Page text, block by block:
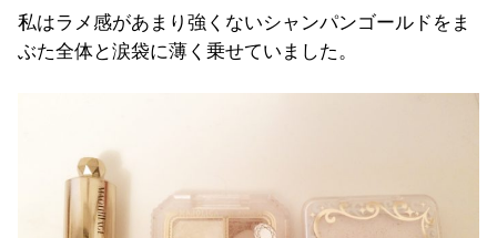
私はラメ感があまり強くないシャンパンゴールドをま
ぶた全体と涙袋に薄く乗せていました。